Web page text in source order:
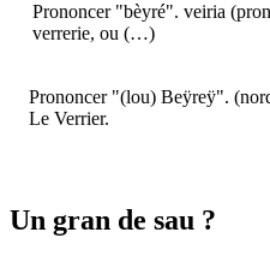
Prononcer "bèyré". veiria
verrerie, ou (…)
Prononcer "(lou) Beÿreÿ".
Le Verrier.
Un gran de sau ?